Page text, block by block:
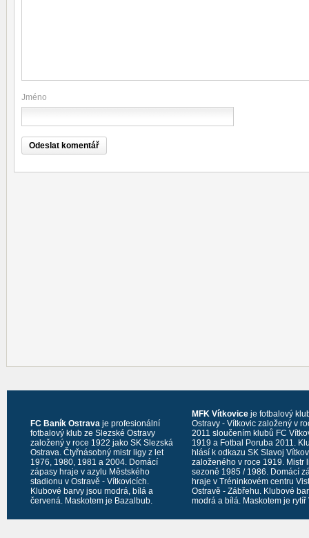
Jméno
FC Baník Ostrava je profesionální
fotbalový klub ze Slezské Ostravy
založený v roce 1922 jako SK Slezská
Ostrava. Čtyřnásobný mistr ligy z let
1976, 1980, 1981 a 2004. Domácí
zápasy hraje v azylu Městského
stadionu v Ostravě - Vítkovicích.
Klubové barvy jsou modrá, bílá a
červená. Maskotem je Bazalbub.
MFK Vítkovice je fotbalový
Ostravy - Vítkovic založený v
2011 sloučením klubů FC
1919 a Fotbal Poruba 2011.
hlásí k odkazu SK Slavoj
založeného v roce 1919. Mistr
sezoně 1985 / 1986. Domácí
hraje v Tréninkovém centru
Ostravě - Zábřehu. Klubové
modrá a bílá. Maskotem je rytíř